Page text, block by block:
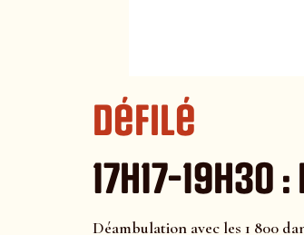
Défilé
17h17-
Déambulation avec les 1 800